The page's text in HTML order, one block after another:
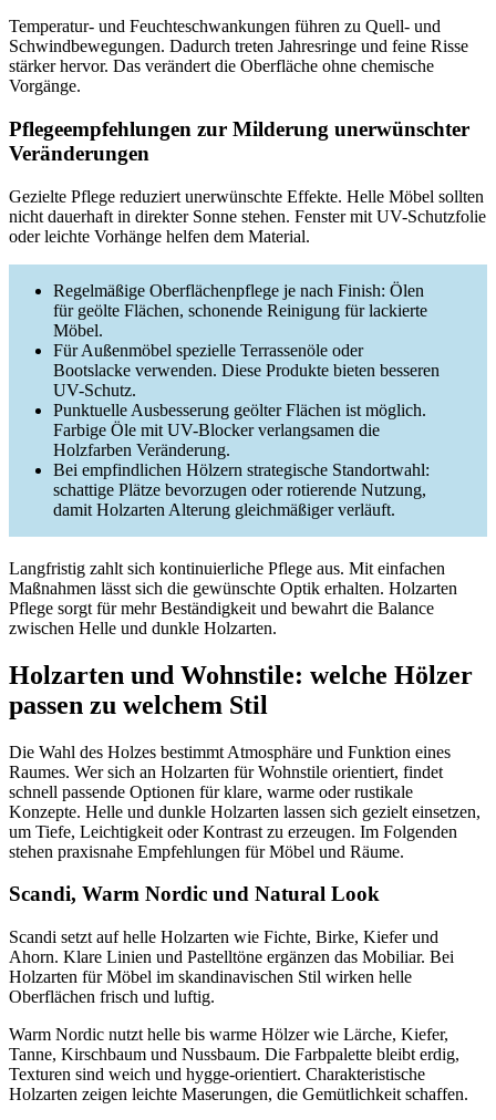
Temperatur- und Feuchteschwankungen führen zu Quell- und
Schwindbewegungen. Dadurch treten Jahresringe und feine Risse
stärker hervor. Das verändert die Oberfläche ohne chemische
Vorgänge.
Pflegeempfehlungen zur Milderung unerwünschter
Veränderungen
Gezielte Pflege reduziert unerwünschte Effekte. Helle Möbel sollten
nicht dauerhaft in direkter Sonne stehen. Fenster mit UV-Schutzfolie
oder leichte Vorhänge helfen dem Material.
Regelmäßige Oberflächenpflege je nach Finish: Ölen
für geölte Flächen, schonende Reinigung für lackierte
Möbel.
Für Außenmöbel spezielle Terrassenöle oder
Bootslacke verwenden. Diese Produkte bieten besseren
UV-Schutz.
Punktuelle Ausbesserung geölter Flächen ist möglich.
Farbige Öle mit UV-Blocker verlangsamen die
Holzfarben Veränderung.
Bei empfindlichen Hölzern strategische Standortwahl:
schattige Plätze bevorzugen oder rotierende Nutzung,
damit Holzarten Alterung gleichmäßiger verläuft.
Langfristig zahlt sich kontinuierliche Pflege aus. Mit einfachen
Maßnahmen lässt sich die gewünschte Optik erhalten. Holzarten
Pflege sorgt für mehr Beständigkeit und bewahrt die Balance
zwischen Helle und dunkle Holzarten.
Holzarten und Wohnstile: welche Hölzer
passen zu welchem Stil
Die Wahl des Holzes bestimmt Atmosphäre und Funktion eines
Raumes. Wer sich an Holzarten für Wohnstile orientiert, findet
schnell passende Optionen für klare, warme oder rustikale
Konzepte. Helle und dunkle Holzarten lassen sich gezielt einsetzen,
um Tiefe, Leichtigkeit oder Kontrast zu erzeugen. Im Folgenden
stehen praxisnahe Empfehlungen für Möbel und Räume.
Scandi, Warm Nordic und Natural Look
Scandi setzt auf helle Holzarten wie Fichte, Birke, Kiefer und
Ahorn. Klare Linien und Pastelltöne ergänzen das Mobiliar. Bei
Holzarten für Möbel im skandinavischen Stil wirken helle
Oberflächen frisch und luftig.
Warm Nordic nutzt helle bis warme Hölzer wie Lärche, Kiefer,
Tanne, Kirschbaum und Nussbaum. Die Farbpalette bleibt erdig,
Texturen sind weich und hygge-orientiert. Charakteristische
Holzarten zeigen leichte Maserungen, die Gemütlichkeit schaffen.